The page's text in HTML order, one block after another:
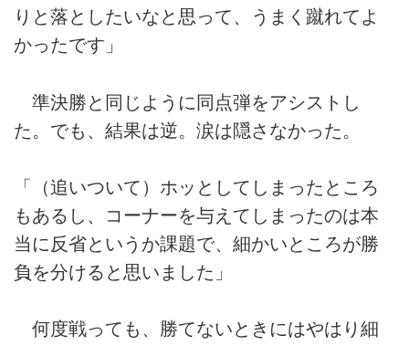
りと落としたいなと思って、うまく蹴れてよ
かったです」
準決勝と同じように同点弾をアシストし
た。でも、結果は逆。涙は隠さなかった。
「（追いついて）ホッとしてしまったところ
もあるし、コーナーを与えてしまったのは本
当に反省というか課題で、細かいところが勝
負を分けると思いました」
何度戦っても、勝てないときにはやはり細